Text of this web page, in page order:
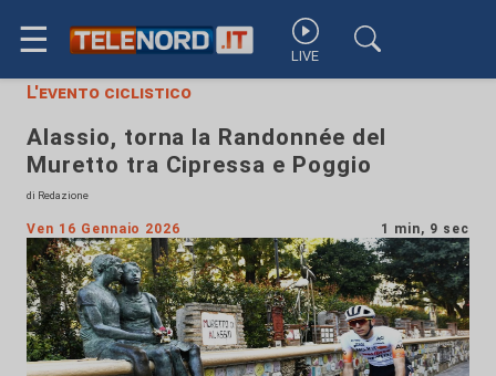
☰ LIVE
L'evento ciclistico
Alassio, torna la Randonnée del
Muretto tra Cipressa e Poggio
di Redazione
Ven 16 Gennaio 2026 1 min, 9 sec